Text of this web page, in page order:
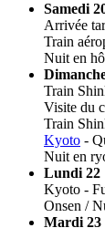
Samedi
Arrivée
Train
Nuit en
Train
Visite du
Train
Kyoto -
Nuit en
Lundi 22
Kyoto -
Onsen /
Mardi 23